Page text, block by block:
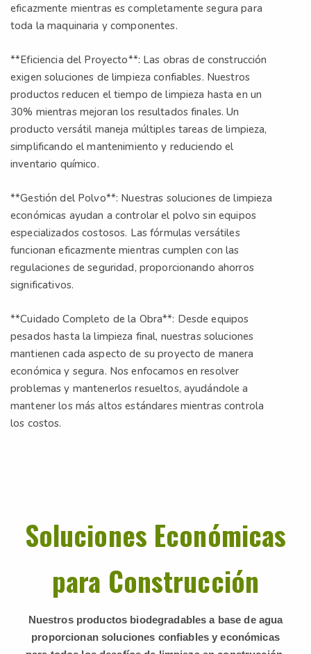
eficazmente mientras es completamente segura para
toda la maquinaria y componentes.
**Eficiencia del Proyecto**: Las obras de construcción
exigen soluciones de limpieza confiables. Nuestros
productos reducen el tiempo de limpieza hasta en un
30% mientras mejoran los resultados finales. Un
producto versátil maneja múltiples tareas de limpieza,
simplificando el mantenimiento y reduciendo el
inventario químico.
**Gestión del Polvo**: Nuestras soluciones de limpieza
económicas ayudan a controlar el polvo sin equipos
especializados costosos. Las fórmulas versátiles
funcionan eficazmente mientras cumplen con las
regulaciones de seguridad, proporcionando ahorros
significativos.
**Cuidado Completo de la Obra**: Desde equipos
pesados hasta la limpieza final, nuestras soluciones
mantienen cada aspecto de su proyecto de manera
económica y segura. Nos enfocamos en resolver
problemas y mantenerlos resueltos, ayudándole a
mantener los más altos estándares mientras controla
los costos.
Soluciones Económicas
para Construcción
Nuestros productos biodegradables a base de agua
proporcionan soluciones confiables y económicas